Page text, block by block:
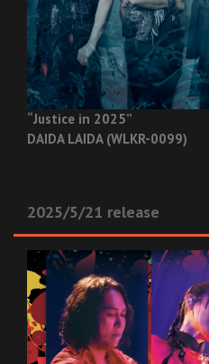
“Justice in 2025”
DAIDA LAIDA (WLKR-0099)
2025/5/21 release